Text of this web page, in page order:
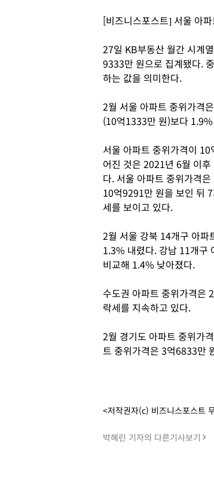
[비즈니스포스트] 서울 아
27일 KB부동산 월간 시계
9333만 원으로 집계됐다.
하는 값을 의미한다.
2월 서울 아파트 중위가격
(10억1333만 원)보다
서울 아파트 중위가격이 10
어진 것은 2021년 6월 이
다. 서울 아파트 중위가격
10억9291만 원을 보인 뒤
세를 보이고 있다.
2월 서울 강북 14개구 아
1.3% 내렸다. 강남 11개구
비교해 1.4% 낮아졌다.
수도권 아파트 중위가격은
락세를 지속하고 있다.
2월 경기도 아파트 중위가
트 중위가격은 3억6833만
<저작권자(c) 비즈니스포스트
박혜린 기자의 다른기사보기